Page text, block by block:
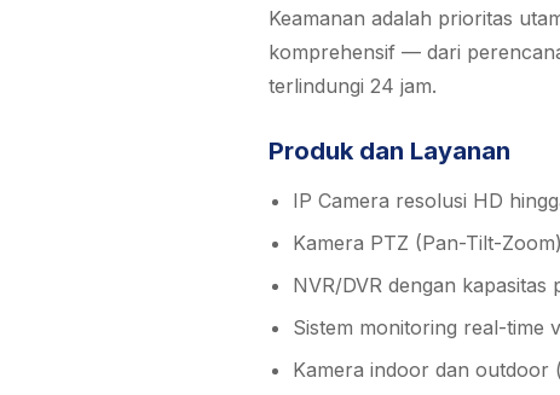
Keamanan adalah prioritas
komprehensif — dari
terlindungi 24 jam.
Produk dan Layanan
IP Camera resolusi HD
Kamera PTZ (Pan-Tilt-
NVR/DVR dengan kapasitas
Sistem monitoring real-time
Kamera indoor dan outdoor